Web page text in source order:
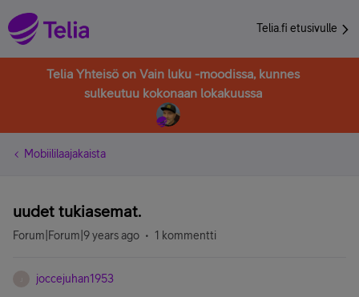
Telia.fi etusivulle
Telia Yhteisö on Vain luku -moodissa, kunnes
sulkeutuu kokonaan lokakuussa
Mobiililaajakaista
uudet tukiasemat.
Forum|Forum|9 years ago 1 kommentti
joccejuhan1953